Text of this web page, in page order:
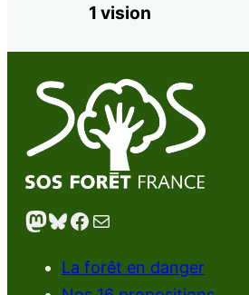
1 vision
Mastodon Bluesky Facebook E-mail
La forêt en danger